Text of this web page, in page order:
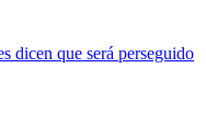
dicen que será perseguido